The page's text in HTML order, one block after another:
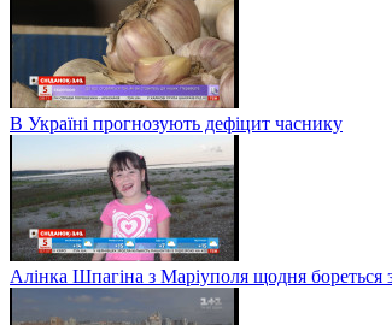
В Україні прогнозують дефіцит часнику
Алінка Шпагіна з Маріуполя щодня бореться